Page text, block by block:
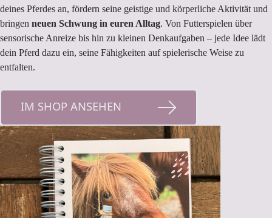
deines Pferdes an, fördern seine geistige und körperliche Aktivität und
bringen neuen Schwung in euren Alltag. Von Futterspielen über
sensorische Anreize bis hin zu kleinen Denkaufgaben – jede Idee lädt
dein Pferd dazu ein, seine Fähigkeiten auf spielerische Weise zu
entfalten.
IM SHOP ANSEHEN